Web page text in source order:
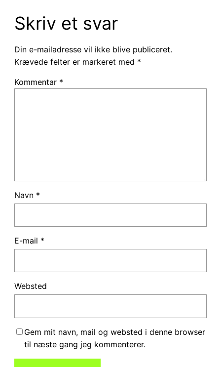
Skriv et svar
Din e-mailadresse vil ikke blive publiceret.
Krævede felter er markeret med *
Kommentar *
Navn *
E-mail *
Websted
Gem mit navn, mail og websted i denne browser
til næste gang jeg kommenterer.